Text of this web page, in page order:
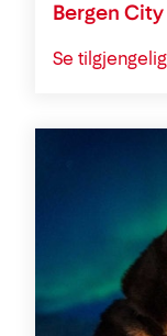
Bergen
Se